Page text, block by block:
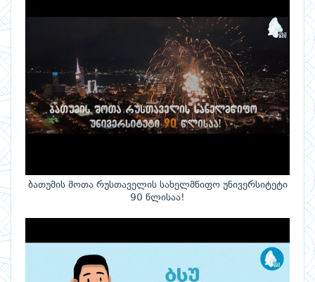
ბათუმის შოთა რუსთაველის სახელმწიფო უნივერსიტეტი
90 წლისაა!